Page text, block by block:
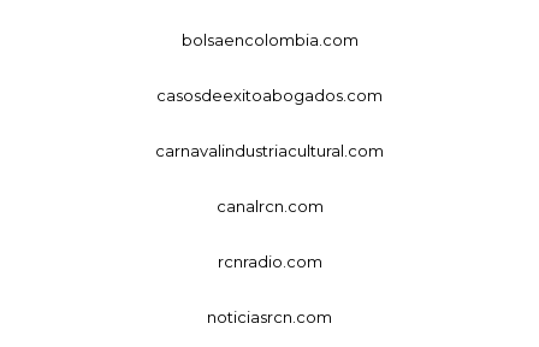
bolsaencolombia.com
casosdeexitoabogados.com
carnavalindustriacultural.com
canalrcn.com
rcnradio.com
noticiasrcn.com